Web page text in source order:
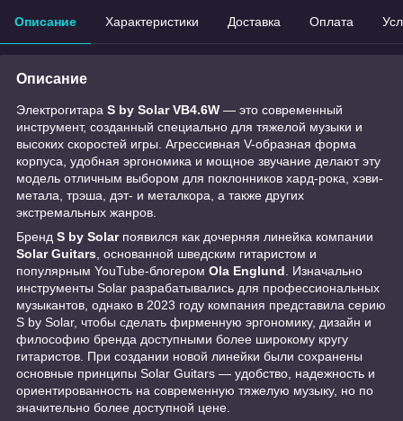
Описание Характеристики Доставка Оплата
Описание
Электрогитара S by Solar VB4.6W — это современный
инструмент, созданный специально для тяжелой музыки и
высоких скоростей игры. Агрессивная V-образная форма
корпуса, удобная эргономика и мощное звучание делают эту
модель отличным выбором для поклонников хард-рока, хэви-
метала, трэша, дэт- и металкора, а также других
экстремальных жанров.
Бренд S by Solarпоявился как дочерняя линейка компании
Solar Guitars , основанной шведским гитаристом и
популярным YouTube-блогером Ola Englund . Изначально
инструменты Solar разрабатывались для профессиональных
музыкантов, однако в 2023 году компания представила серию
S by Solar, чтобы сделать фирменную эргономику, дизайн и
философию бренда доступными более широкому кругу
гитаристов. При создании новой линейки были сохранены
основные принципы Solar Guitars — удобство, надежность и
ориентированность на современную тяжелую музыку, но по
значительно более доступной цене.